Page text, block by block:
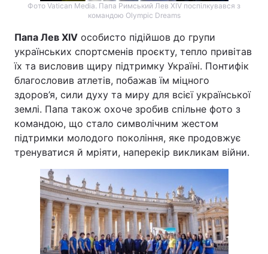
Фото Vatican Media. Папа Римський Лев XIV поспілкувався з
командою Olympic Dreams
Папа Лев XIV особисто підійшов до групи
українських спортсменів проєкту, тепло привітав
їх та висловив щиру підтримку Україні. Понтифік
благословив атлетів, побажав їм міцного
здоров’я, сили духу та миру для всієї української
землі. Папа також охоче зробив спільне фото з
командою, що стало символічним жестом
підтримки молодого покоління, яке продовжує
тренуватися й мріяти, наперекір викликам війни.